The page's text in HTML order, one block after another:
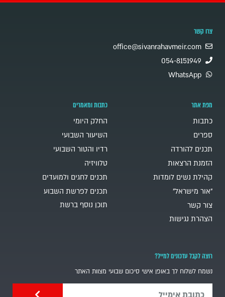
צרו קשר
office@sivanrahavmeir.com
054-8151949
WhatsApp
מפת אתר
כתבות
ספרים
תכנים להורדה
הזמנת הרצאות
קהילת נשים לומדות
"אור מישראל"
צור קשר
הצהרת נגישות
כתבות ומאמרים
החלק היומי
השיעור השבועי
רדיו והטור השבועי
טלוויזיה
תכנים לחגים ולמועדים
תכנים לפרשת השבוע
תוכן נוסף ברשת
רוצה לקבל עדכונים למייל?
נשמח לשלוח לך באופן אישי סיכום שבועי מצוות האתר